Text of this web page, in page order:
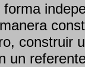
construir
un